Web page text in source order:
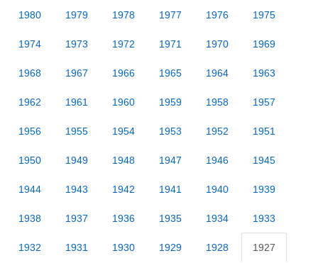
1980 1979 1978 1977 1976 1975
1974 1973 1972 1971 1970 1969
1968 1967 1966 1965 1964 1963
1962 1961 1960 1959 1958 1957
1956 1955 1954 1953 1952 1951
1950 1949 1948 1947 1946 1945
1944 1943 1942 1941 1940 1939
1938 1937 1936 1935 1934 1933
1932 1931 1930 1929 1928 1927